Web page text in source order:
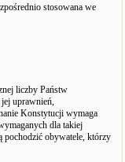
stosowana we
liczby Państw
uprawnień,
Konstytucji wymaga
dla takiej
pochodzić obywatele, którzy